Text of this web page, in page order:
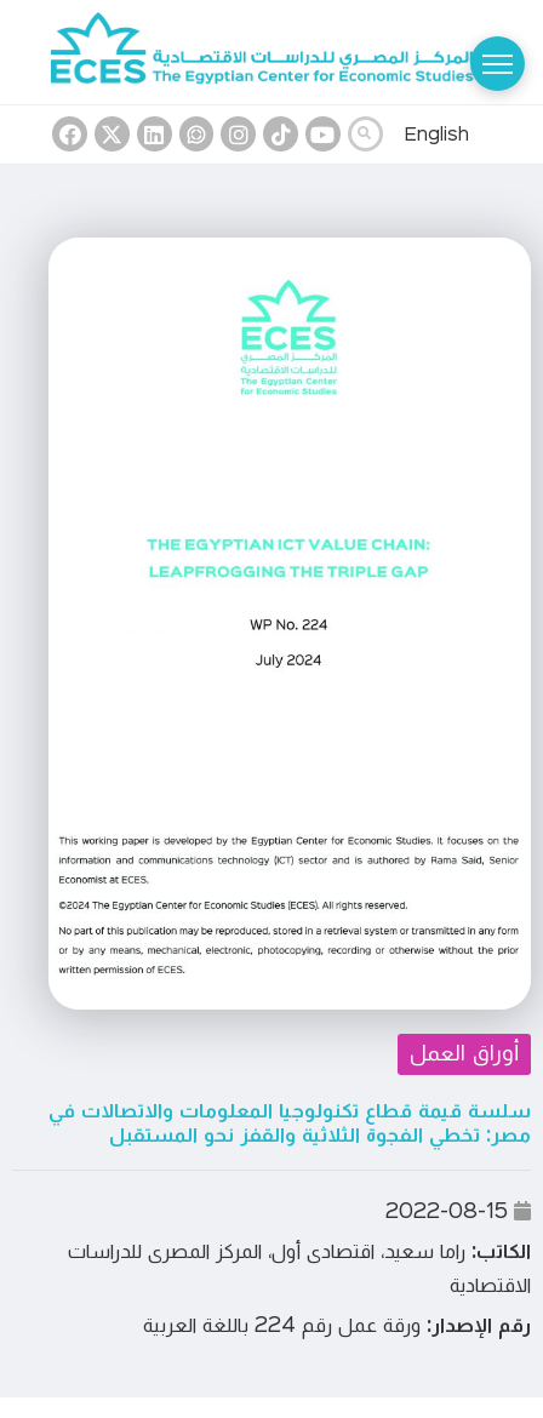
English
أوراق العمل
سلسة قيمة قطاع تكنولوجيا المعلومات والاتصالات في
مصر: تخطي الفجوة الثلاثية والقفز نحو المستقبل
الكاتب: راما سعيد، اقتصادى أول، المركز المصرى للدراسات
الاقتصادية
رقم الإصدار: ورقة عمل رقم 224 باللغة العربية